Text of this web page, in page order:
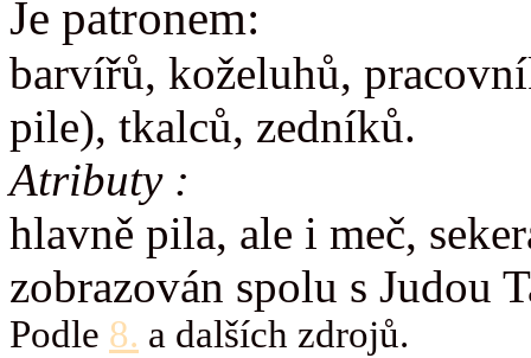
Je patronem:
barvířů, koželuhů,
pile), tkalců, zedníků.
Atributy :
hlavně pila, ale i meč,
zobrazován spolu s Judou
Podle 8. a dalších zdrojů.